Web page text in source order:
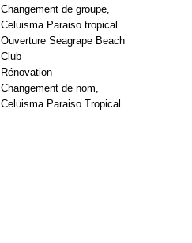
Changement de groupe,
Celuisma Paraiso tropical
Ouverture Seagrape Beach
Club
Rénovation
Changement de nom,
Celuisma Paraiso Tropical